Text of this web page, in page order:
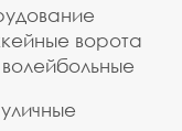
ворота